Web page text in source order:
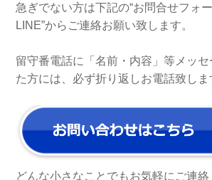
急ぎでない方は下記の“お問合せフォ
LINE”からご連絡お願い致します。
留守番電話に「名前・内容」等メッ
た方には、必ず折り返しお電話致しま
どんな小さなことでもお気軽にご連絡